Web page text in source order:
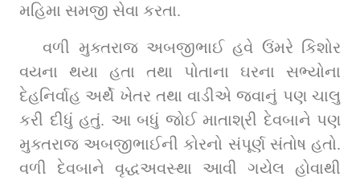
મહિમા સમજી સેવા કરતા.
વળી મુક્તરાજ અબજીભાઈ હવે ઉંમરે કિશોર
વયના થયા હતા તથા પોતાના ઘરના સભ્યોના
દેહનિર્વાહ અર્થે ખેતર તથા વાડીએ જવાનું પણ ચાલુ
કરી દીધું હતું. આ બધું જોઈ માતાશ્રી દેવબાને પણ
મુક્તરાજ અબજીભાઈની કોરનો સંપૂર્ણ સંતોષ હતો.
વળી દેવબાને વૃદ્ધઅવસ્થા આવી ગયેલ હોવાથી